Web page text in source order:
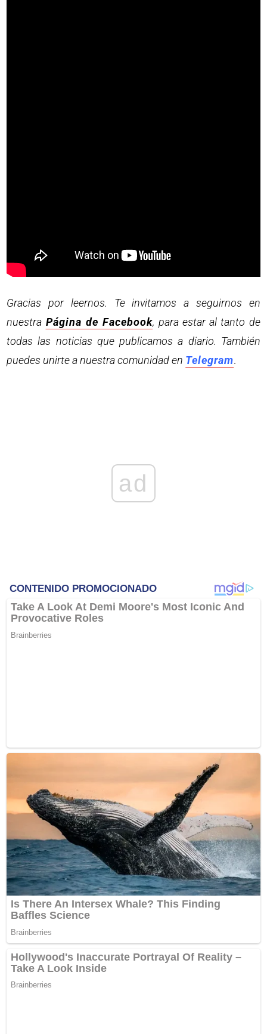
Gracias por leernos. Te invitamos a seguirnos en
nuestra Página de Facebook, para estar al tanto de
todas las noticias que publicamos a diario. También
puedes unirte a nuestra comunidad en Telegram.
ad